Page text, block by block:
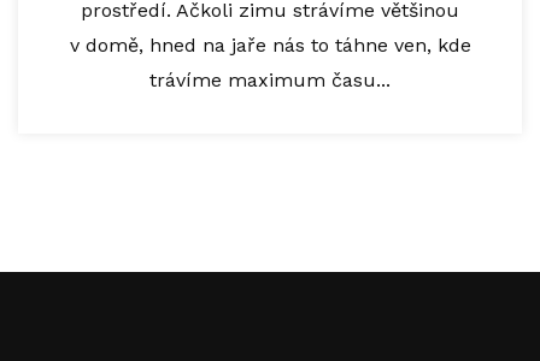
prostředí. Ačkoli zimu strávíme většinou
v domě, hned na jaře nás to táhne ven, kde
trávíme maximum času...